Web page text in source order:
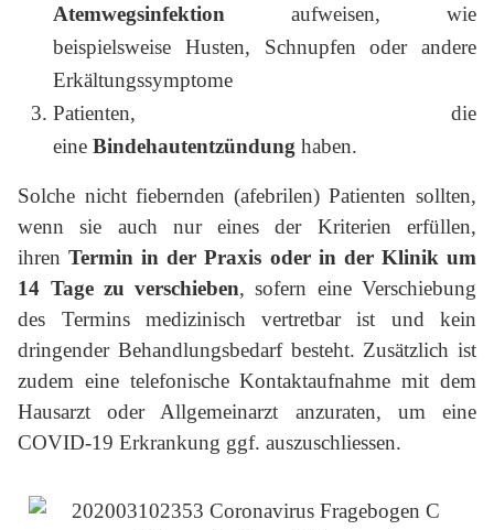
Atemwegsinfektion aufweisen, wie
beispielsweise Husten, Schnupfen oder andere
Erkältungssymptome
Patienten, die
eineBindehautentzündung haben.
Solche nicht fiebernden (afebrilen) Patienten sollten,
wenn sie auch nur eines der Kriterien erfüllen,
ihrenTermin in der Praxis oder in der Klinik um
14 Tage zu verschieben, sofern eine Verschiebung
des Termins medizinisch vertretbar ist und kein
dringender Behandlungsbedarf besteht. Zusätzlich ist
zudem eine telefonische Kontaktaufnahme mit dem
Hausarzt oder Allgemeinarzt anzuraten, um eine
COVID-19 Erkrankung ggf. auszuschliessen.